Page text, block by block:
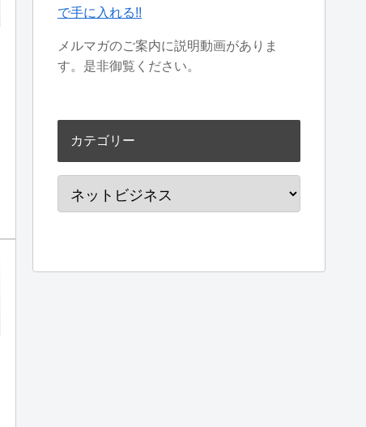
で手に入れる!!
メルマガのご案内に説明動画がありま
す。是非御覧ください。
カテゴリー